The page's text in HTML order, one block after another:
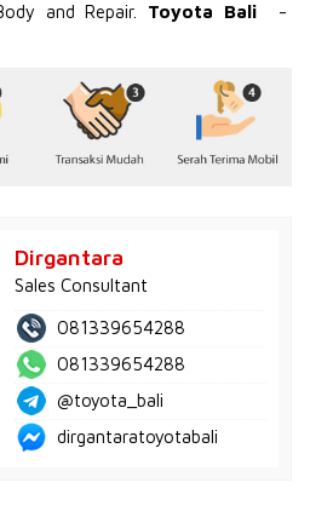
and Repair. Toyota Bali -
Dirgantara
Sales Consultant
081339654288
081339654288
@toyota_bali
dirgantaratoyotabali